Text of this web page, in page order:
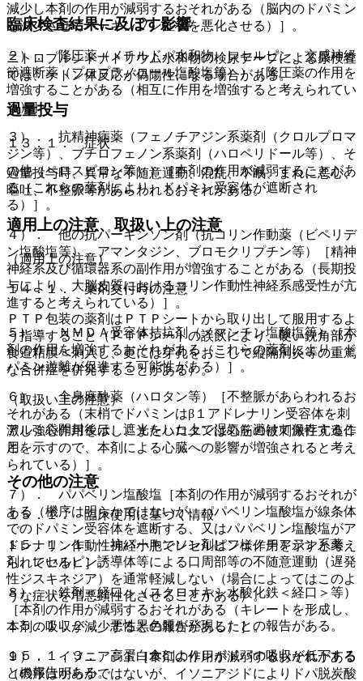
臨床検査結果に及ぼす影響
ニトロプルシドナトリウム水和物の検尿テープによる尿検査
では、ケトン体反応が偽陽性になる場合がある。
過量投与
１３．１． 症状
過量投与時、異常な不随意運動、混乱、不眠、まれに悪心、
嘔吐、不整脈等があらわれるおそれがある。
適用上の注意、取扱い上の注意
（適用上の注意）
１４．１． 薬剤交付時の注意
ＰＴＰ包装の薬剤はＰＴＰシートから取り出して服用するよ
う指導すること（ＰＴＰシートの誤飲により、硬い鋭角部が
食道粘膜へ刺入し、更には穿孔をおこして縦隔洞炎等の重篤
な合併症を併発することがある）。
（取扱い上の注意）
アルミ袋開封後は、遮光をした上で湿気を避けて保存するこ
と。
その他の注意
１５．１． 臨床使用に基づく情報
１５．１．１． 抗パーキンソン剤はフェノチアジン系薬
剤、レセルピン誘導体等による口周部等の不随意運動（遅発
性ジスキネジア）を通常軽減しない（場合によってはこのよ
うな症状を増悪顕性化させることがある）。
１５．１．２． 悪性黒色腫が発現したとの報告がある。
１５．１．３． 高蛋白食によりレボドパの吸収が低下する
との報告がある。
減少し本剤の作用が減弱するおそれがある（脳内のドパミン
を減少させてパーキンソン症状を悪化させる）］。
２）． 降圧薬（メチルドパ水和物、レセルピン、交感神経
節遮断薬（プロプラノロール塩酸塩等））［降圧薬の作用を
増強することがある（相互に作用を増強すると考えられてい
る）］。
３）． 抗精神病薬（フェノチアジン系薬剤（クロルプロマ
ジン等）、ブチロフェノン系薬剤（ハロペリドール等）、そ
の他（ペロスピロン等））［本剤の作用が減弱することがあ
る（これらの薬剤により、ドパミン受容体が遮断され
る）］。
４）． 他の抗パーキンソン剤（抗コリン作動薬（ビペリデ
ン塩酸塩等）、アマンタジン、ブロモクリプチン等）［精神
神経系及び循環器系の副作用が増強することがある（長期投
与により、大脳皮質におけるコリン作動性神経系感受性が亢
進すると考えられている）］。
５）． ＮＭＤＡ受容体拮抗剤（メマンチン塩酸塩等）［本
剤の作用を増強するおそれがある（これらの薬剤により、ド
パミン遊離が促進する可能性がある）］。
６）． 全身麻酔薬（ハロタン等）［不整脈があらわれるお
それがある（末梢でドパミンはβ１アドレナリン受容体を刺
激し強心作用を示し、またハロタンは心筋の被刺激性亢進作
用を示すので、本剤による心臓への影響が増強されると考え
られている）］。
７）． パパベリン塩酸塩［本剤の作用が減弱するおそれが
ある（機序は明らかではないが、パパベリン塩酸塩が線条体
でのドパミン受容体を遮断する、又はパパベリン塩酸塩がア
ドレナリン作動性神経小胞でレセルピン様作用を示すと考え
られている）］。
８）． 鉄剤＜経口＞（スクロオキシ水酸化鉄＜経口＞等）
［本剤の作用が減弱するおそれがある（キレートを形成し、
本剤の吸収が減少するとの報告がある）］。
９）． イソニアジド［本剤の作用が減弱するおそれがある
（機序は明らかではないが、イソニアジドによりドパ脱炭酸